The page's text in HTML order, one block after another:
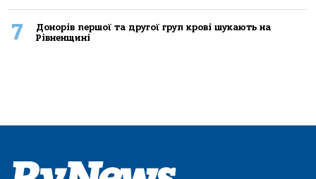
7
Донорів першої та другої груп крові шукають на
Рівненщині